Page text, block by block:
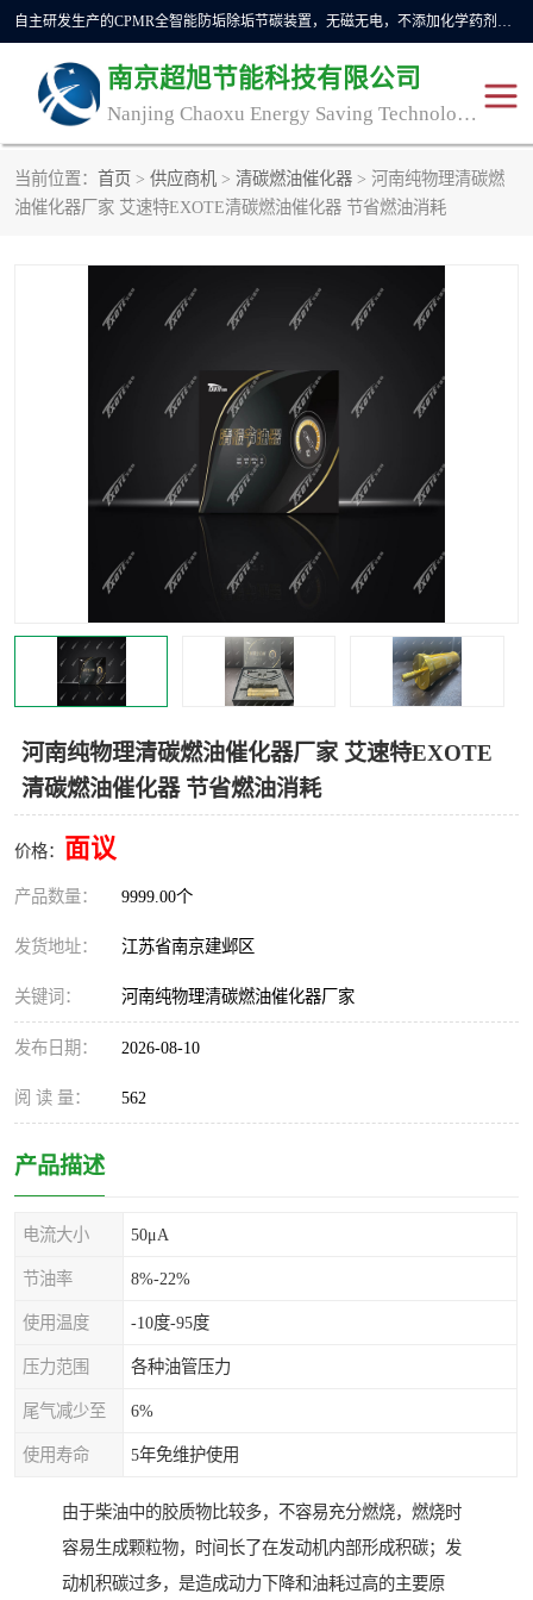
自主研发生产的CPMR全智能防垢除垢节碳装置，无磁无电，不添加化学药剂，*了国内纯物理除垢技术领域空白，其性能处于国际领先水平。广泛应用于石油炼化、钢铁冶炼、电力、煤矿、化工、供暖、压铸、汽车制造、涉水家电等行业。
南京超旭节能科技有限公司
Nanjing Chaoxu Energy Saving Technology Co., Ltd
当前位置： 首页 > 供应商机 > 清碳燃油催化器 > 河南纯物理清碳燃
油催化器厂家 艾速特EXOTE清碳燃油催化器 节省燃油消耗
河南纯物理清碳燃油催化器厂家 艾速特EXOTE
清碳燃油催化器 节省燃油消耗
价格： 面议
产品数量： 9999.00个
发货地址： 江苏省南京建邺区
关键词： 河南纯物理清碳燃油催化器厂家
发布日期： 2026-08-10
阅 读 量： 562
产品描述
电流大小 50μA
节油率 8%-22%
使用温度 -10度-95度
压力范围 各种油管压力
尾气减少至 6%
使用寿命 5年免维护使用
由于柴油中的胶质物比较多，不容易充分燃烧，燃烧时
容易生成颗粒物，时间长了在发动机内部形成积碳；发
动机积碳过多，是造成动力下降和油耗过高的主要原
CPMR CPMR全智能防垢除垢节
碳装置
CPMR油田井下防垢防蜡 物理防垢器生产制造商
防垢除垢 防蜡除蜡
锅炉除垢
CPMR商用防垢器/家用防
垢器
工业除垢 清碳燃油催化器